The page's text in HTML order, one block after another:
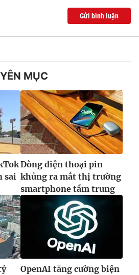
Gửi bình luận
MỤC
sai
Dòng điện thoại pin
khủng ra mắt thị trường
smartphone tầm trung
OpenAI tăng cường biện